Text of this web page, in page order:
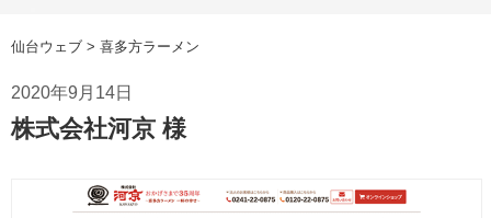
仙台ウェブ > 喜多方ラーメン
2020年9月14日
株式会社河京 様